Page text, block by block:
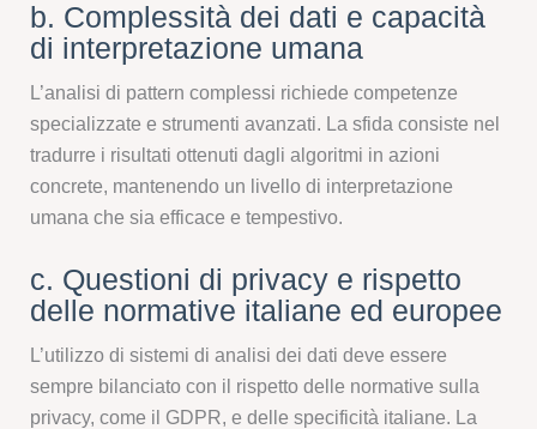
b. Complessità dei dati e capacità
di interpretazione umana
L’analisi di pattern complessi richiede competenze
specializzate e strumenti avanzati. La sfida consiste nel
tradurre i risultati ottenuti dagli algoritmi in azioni
concrete, mantenendo un livello di interpretazione
umana che sia efficace e tempestivo.
c. Questioni di privacy e rispetto
delle normative italiane ed europee
L’utilizzo di sistemi di analisi dei dati deve essere
sempre bilanciato con il rispetto delle normative sulla
privacy, come il GDPR, e delle specificità italiane. La